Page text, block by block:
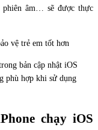
phiên âm… sẽ được thực
bản cập nhật iOS
phù hợp khi sử dụng
chạy iOS